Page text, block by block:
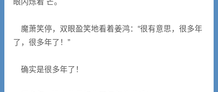
眼闪烁着 芒。
魔萧笑停，双眼盈笑地看着姜鸿：“很有意思，很多年
了，很多年了！”
确实是很多年了！